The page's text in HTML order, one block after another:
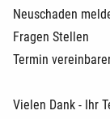
Neuschaden
Fragen Stellen
Termin
Vielen Dank - Ihr